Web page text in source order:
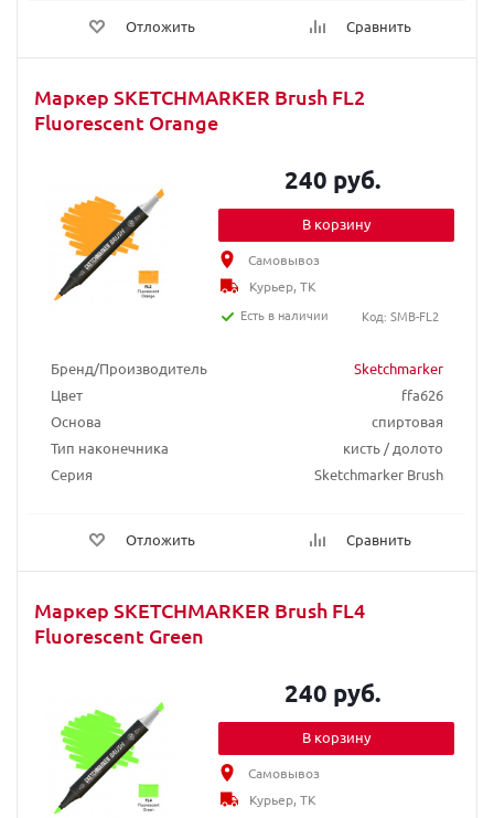
Отложить Сравнить
Маркер SKETCHMARKER Brush FL2
Fluorescent Orange
Бренд/Производитель
Sketchmarker
Цвет
ffa626
Основа
спиртовая
Тип наконечника
кисть / долото
Серия
Sketchmarker Brush
Отложить Сравнить
240 руб.
В корзину
Самовывоз
Курьер, ТК
Есть в наличии
Код: SMB-FL2
Маркер SKETCHMARKER Brush FL4
Fluorescent Green
240 руб.
В корзину
Самовывоз
Курьер, ТК